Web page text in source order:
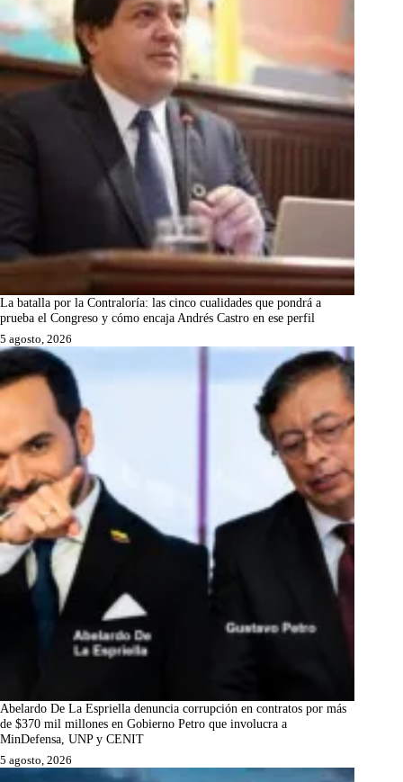
La batalla por la Contraloría: las cinco cualidades que pondrá a
prueba el Congreso y cómo encaja Andrés Castro en ese perfil
5 agosto, 2026
Abelardo De La Espriella denuncia corrupción en contratos por más
de $370 mil millones en Gobierno Petro que involucra a
MinDefensa, UNP y CENIT
5 agosto, 2026